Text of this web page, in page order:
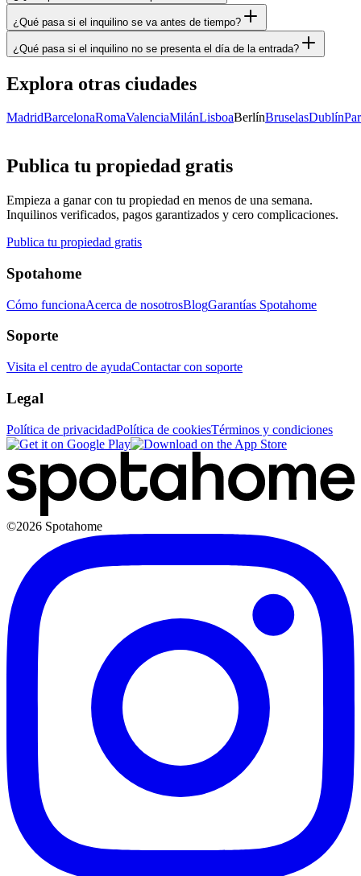
¿Qué pasa si el inquilino se va antes de tiempo?
¿Qué pasa si el inquilino no se presenta el día de la entrada?
Explora otras ciudades
MadridBarcelonaRomaValenciaMilánLisboaBerlínBruselasDublín
Publica tu propiedad gratis
Empieza a ganar con tu propiedad en menos de una semana.
Inquilinos verificados, pagos garantizados y cero complicaciones.
Publica tu propiedad gratis
Spotahome
Cómo funcionaAcerca de nosotrosBlogGarantías Spotahome
Soporte
Visita el centro de ayudaContactar con soporte
Legal
Política de privacidadPolítica de cookiesTérminos y condiciones
©2026 Spotahome